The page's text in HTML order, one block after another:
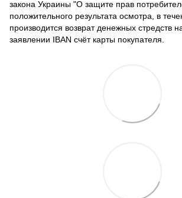
закона Украины "О защите прав
положительного результата осмотра, в
производится возврат денежных стредств
заявлении IBAN счёт карты покупателя.